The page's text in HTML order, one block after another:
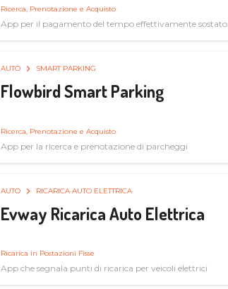
Ricerca, Prenotazione e Acquisto
App per il pagamento del tempo effettivamente
AUTO SMART PARKING
Flowbird Smart Parking
Ricerca, Prenotazione e Acquisto
App per la ricerca e prenotazione di parcheggi
AUTO RICARICA AUTO ELETTRICA
Evway Ricarica Auto Elettrica
Ricarica in Postazioni Fisse
App che segnala punti di ricarica per veicoli elettrici